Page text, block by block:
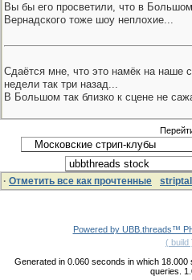
Вы бы его просветили, что в
Вернадского тоже шоу неплохие...
Сдаётся мне, что это намёк на наше
недели так три назад...
В Большом так близко к сцене не
· Отметить все как прочтенные
Powered by UBB.threads™
( build
Generated in 0.060 seconds in which
queries.